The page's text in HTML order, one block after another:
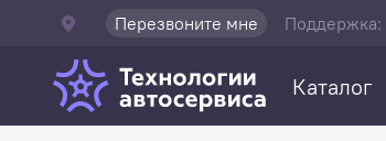
Перезвоните мне Поддержка:
Каталог